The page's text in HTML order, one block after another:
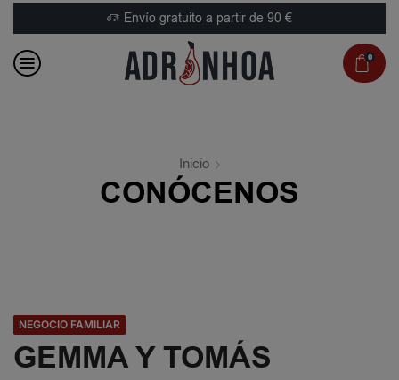
Envío gratuito a partir de 90 €
0
Inicio
CONÓCENOS
NEGOCIO FAMILIAR
GEMMA Y TOMÁS